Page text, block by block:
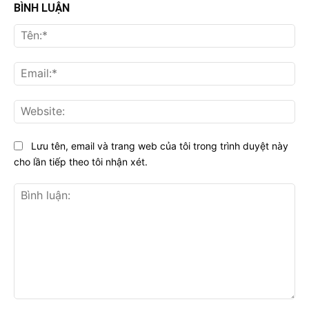
BÌNH LUẬN
Lưu tên, email và trang web của tôi trong trình duyệt này
cho lần tiếp theo tôi nhận xét.